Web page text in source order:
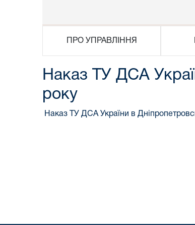
ПРО УПРАВЛІННЯ
Наказ ТУ ДСА
року
Наказ ТУ ДСА України в